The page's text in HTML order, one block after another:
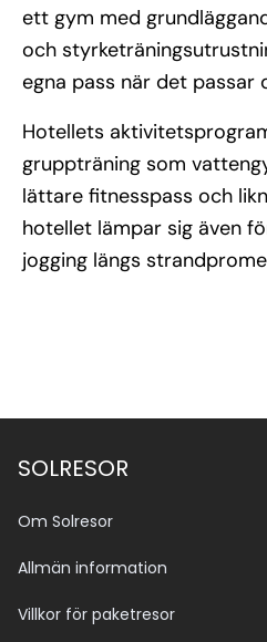
ett gym med
och
egna pass när det passar
Hotellets
gruppträning som
lättare fitnesspass och
hotellet lämpar sig även
jogging längs
SOLRESOR
Om Solresor
Allmän information
Villkor för paketresor